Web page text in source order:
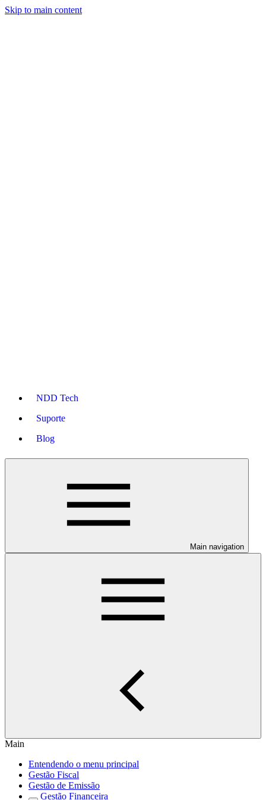
Skip to main content
NDD Tech
Suporte
Blog
Main navigation
Main
Entendendo o menu principal
Gestão Fiscal
Gestão de Emissão
Gestão Financeira